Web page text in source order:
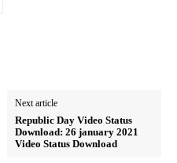
Next article
Republic Day Video Status
Download: 26 january 2021
Video Status Download